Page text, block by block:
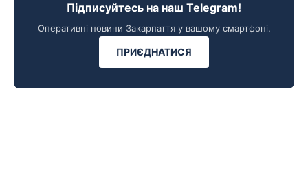
Підписуйтесь на наш Telegram!
Оперативні новини Закарпаття у вашому смартфоні.
ПРИЄДНАТИСЯ